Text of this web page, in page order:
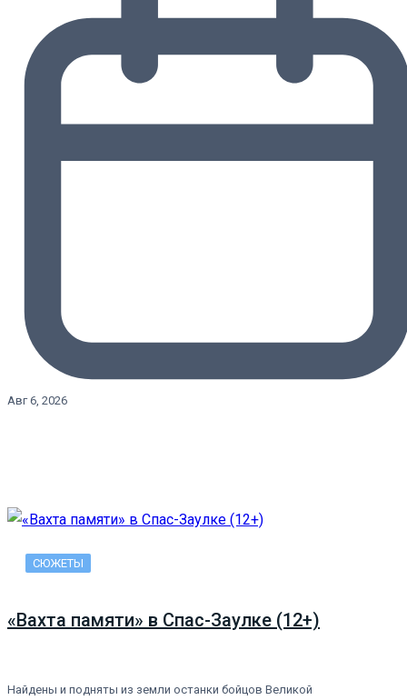
Авг 6, 2026
СЮЖЕТЫ
«Вахта памяти» в Спас-Заулке (12+)
Найдены и подняты из земли останки бойцов Великой